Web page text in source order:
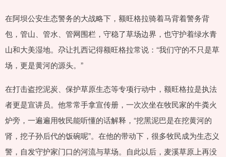
在阿坝公安生态警务的大战略下，额旺格拉骑着马背着警务背
包，管山、管水、管网围栏，守稳了草场边界，也守护着绿水青
山和大美湿地。尕让扎西记得额旺格拉常说：“我们守的不只是草
场，更是黄河的源头。”
在打击盗挖泥炭、保护草原生态等专项行动中，额旺格拉是执法
者更是宣讲员。他常常手拿宣传册，一次次坐在牧民家的牛粪火
炉旁，一遍遍用牧民能听懂的话解释，“挖黑泥巴是在挖黄河的
肾，挖子孙后代的饭碗呢”。在他的带动下，很多牧民成为生态义
警，自发守护家门口的河流与草场。自此以后，麦溪草原上再没